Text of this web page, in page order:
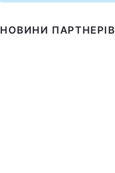
НОВИНИ ПАРТНЕРІВ